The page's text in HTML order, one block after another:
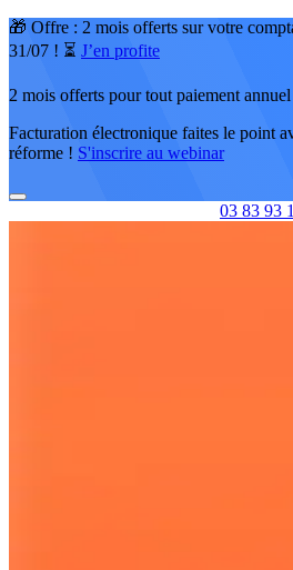
🎁 Offre : 2 mois offerts sur votre
31/07 ! ⏳ J’en profite
2 mois offerts pour tout paiement
Facturation électronique faites le point
réforme ! S'inscrire au webinar
03 83 93